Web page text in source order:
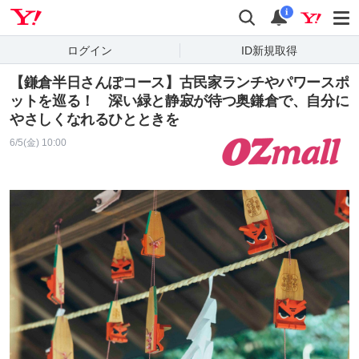
検索 通知
i
ログイン ID新規取得
【鎌倉半日さんぽコース】古民家ランチやパワースポ
ットを巡る！ 深い緑と静寂が待つ奥鎌倉で、自分に
やさしくなれるひとときを
6/5(金) 10:00